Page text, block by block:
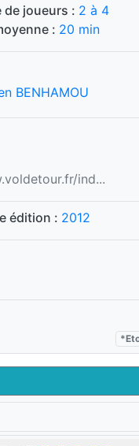
de joueurs : 2 à 4
: 20 min
BENHAMOU
ind...
édition : 2012